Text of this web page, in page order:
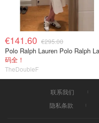
€141.60 €295.00
码全！
TheDoubleF
联系我们
隐私条款